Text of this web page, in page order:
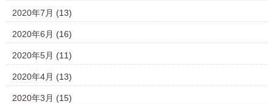
2020年7月 (13)
2020年6月 (16)
2020年5月 (11)
2020年4月 (13)
2020年3月 (15)